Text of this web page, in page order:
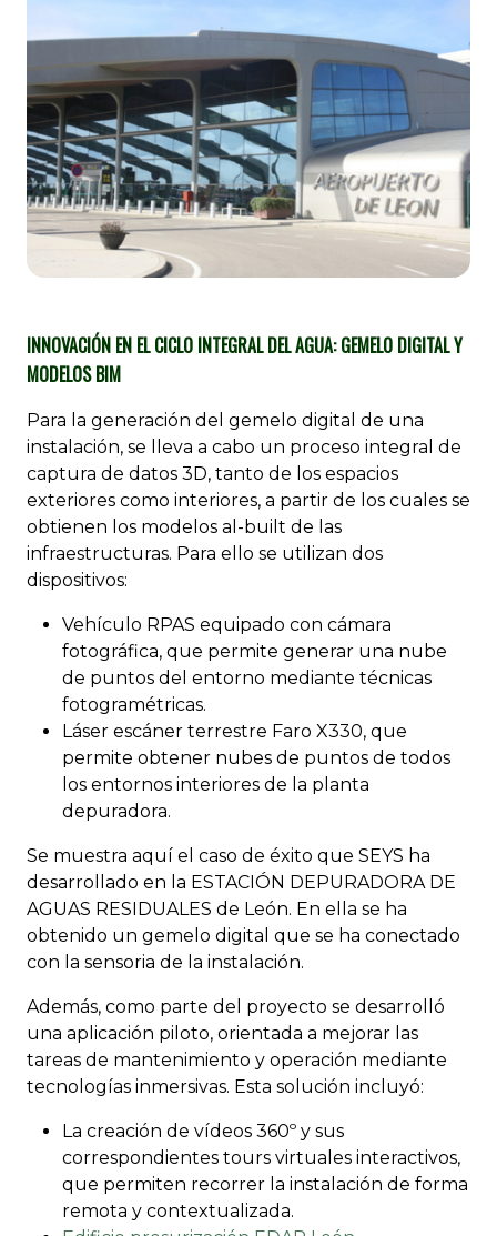
INNOVACIÓN EN EL CICLO INTEGRAL DEL AGUA: GEMELO DIGITAL Y
MODELOS BIM
Para la generación del gemelo digital de una
instalación, se lleva a cabo un proceso integral de
captura de datos 3D, tanto de los espacios
exteriores como interiores, a partir de los cuales se
obtienen los modelos al-built de las
infraestructuras. Para ello se utilizan dos
dispositivos:
Vehículo RPAS equipado con cámara
fotográfica, que permite generar una nube
de puntos del entorno mediante técnicas
fotogramétricas.
Láser escáner terrestre Faro X330, que
permite obtener nubes de puntos de todos
los entornos interiores de la planta
depuradora.
Se muestra aquí el caso de éxito que SEYS ha
desarrollado en la ESTACIÓN DEPURADORA DE
AGUAS RESIDUALES de León. En ella se ha
obtenido un gemelo digital que se ha conectado
con la sensoria de la instalación.
Además, como parte del proyecto se desarrolló
una aplicación piloto, orientada a mejorar las
tareas de mantenimiento y operación mediante
tecnologías inmersivas. Esta solución incluyó:
La creación de vídeos 360º y sus
correspondientes tours virtuales interactivos,
que permiten recorrer la instalación de forma
remota y contextualizada.